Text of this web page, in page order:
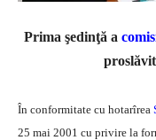
Prima şedinţă a
În conformitate cu hotarîrea
25 mai 2001 cu privire la